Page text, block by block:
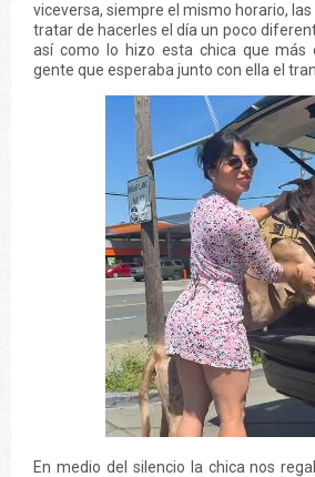
viceversa, siempre el mismo horario,
tratar de hacerles el día un poco
así como lo hizo esta chica que más
gente que esperaba junto con ella el
En medio del silencio la chica nos